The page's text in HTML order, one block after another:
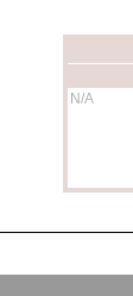
N/A